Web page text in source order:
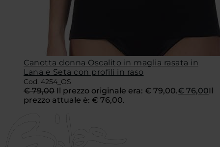
Canotta donna Oscalito in maglia rasata in
Lana e Seta con profili in raso
Cod. 4254_OS
€79,00 Il prezzo originale era: € 79,00.€ 76,00Il
prezzo attuale è: € 76,00.